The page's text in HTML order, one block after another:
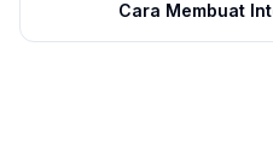
Cara Membuat